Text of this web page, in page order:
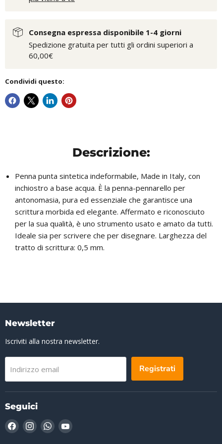
Consegna espressa disponibile 1-4 giorni
Spedizione gratuita per tutti gli ordini superiori a
60,00€
Condividi questo:
Descrizione:
Penna punta sintetica indeformabile, Made in Italy, con
inchiostro a base acqua. È la penna-pennarello per
antonomasia, pura ed essenziale che garantisce una
scrittura morbida ed elegante. Affermato e riconosciuto
per la sua qualità, è uno strumento usato e amato da tutti.
Ideale sia per scrivere che per disegnare. Larghezza del
tratto di scrittura: 0,5 mm.
Newsletter
Iscriviti alla nostra newsletter.
Indirizzo email Registrati
Seguici
TrovaciTrovaciTrovaciTrovaci